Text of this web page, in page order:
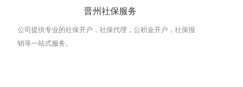
晋州社保服务
公司提供专业的社保开户，社保代理，公积金开户，社保报
销等一站式服务。